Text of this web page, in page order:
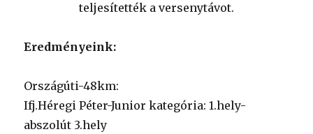
teljesítették a versenytávot.
Eredményeink:
Országúti-48km:
Ifj.Héregi Péter-Junior kategória: 1.hely-
abszolút 3.hely